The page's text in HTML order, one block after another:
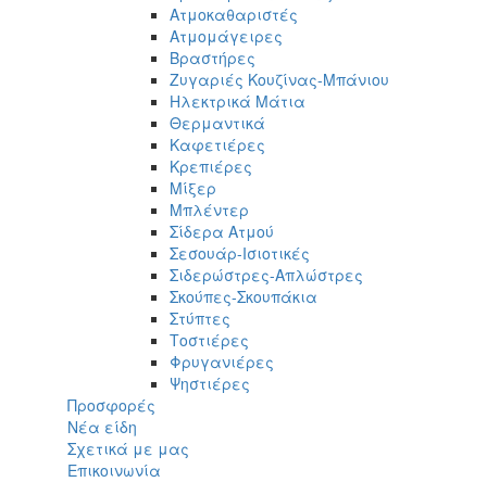
Ατμοκαθαριστές
Ατμομάγειρες
Βραστήρες
Ζυγαριές Κουζίνας-Μπάνιου
Ηλεκτρικά Μάτια
Θερμαντικά
Καφετιέρες
Κρεπιέρες
Μίξερ
Μπλέντερ
Σίδερα Ατμού
Σεσουάρ-Ισιοτικές
Σιδερώστρες-Απλώστρες
Σκούπες-Σκουπάκια
Στύπτες
Τοστιέρες
Φρυγανιέρες
Ψηστιέρες
Προσφορές
Νέα είδη
Σχετικά με μας
Επικοινωνία